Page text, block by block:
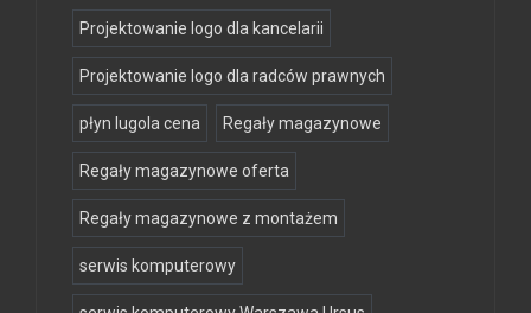
Projektowanie logo dla kancelarii
Projektowanie logo dla radców prawnych
płyn lugola cena Regały magazynowe
Regały magazynowe oferta
Regały magazynowe z montażem
serwis komputerowy